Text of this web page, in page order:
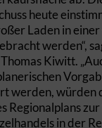
heute
Laden in
werden“,
Kiwitt.
werden, würden
Regionalplans
in der